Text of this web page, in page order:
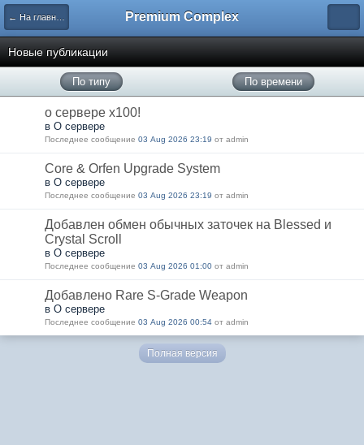
← На главную Premium Complex
Новые публикации
По типу По времени
о сервере x100!
в О сервере
Последнее сообщение 03 Aug 2026 23:19 от admin
Core & Orfen Upgrade System
в О сервере
Последнее сообщение 03 Aug 2026 23:19 от admin
Добавлен обмен обычных заточек на Blessed и
Crystal Scroll
в О сервере
Последнее сообщение 03 Aug 2026 01:00 от admin
Добавлено Rare S-Grade Weapon
в О сервере
Последнее сообщение 03 Aug 2026 00:54 от admin
Полная версия